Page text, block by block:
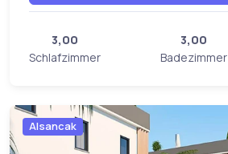
3,00
Schlafzimmer
3,00
Badezimmer
Alsancak